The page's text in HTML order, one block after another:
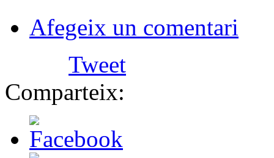
Afegeix un comentari
Tweet
Comparteix: